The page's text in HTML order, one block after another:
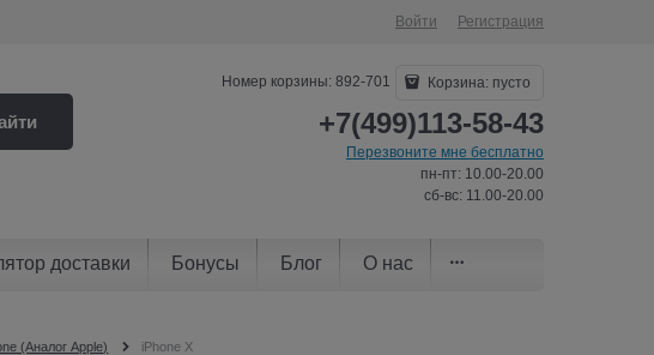
Войти Регистрация
Номер корзины: 892-701 Корзина: пусто
+7(499)113-58-43
Перезвоните мне бесплатно
пн-пт: 10.00-20.00
сб-вс: 11.00-20.00
доставки Бонусы Блог О нас
(Аналог Apple) iPhone X